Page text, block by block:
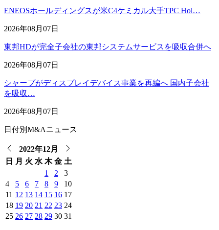
ENEOSホールディングスが米C4ケミカル大手TPC Hol…
2026年08月07日
東邦HDが完全子会社の東邦システムサービスを吸収合併へ
2026年08月07日
シャープがディスプレイデバイス事業を再編へ 国内子会社
を吸収…
2026年08月07日
日付別M&Aニュース
2022年12月
日 月 火 水 木 金 土
1
2
3
4
5 6 7 8 9
10
11 12 13 14 15 16 17
18 19 20 21 22 23 24
25 26 27 28 29 30 31